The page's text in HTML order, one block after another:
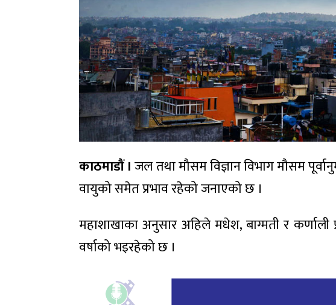
काठमाडौं ।जल तथा मौसम विज्ञान विभाग मौसम
वायुको समेत प्रभाव रहेको जनाएको छ ।
महाशाखाका अनुसार अहिले मधेश, बाग्मती र
वर्षाको भइरहेको छ ।